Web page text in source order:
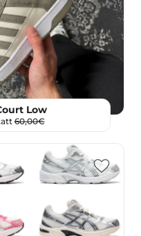
Low
60,00€